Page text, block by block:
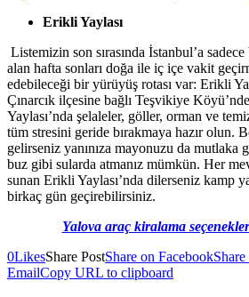
Erikli Yaylası
Listemizin son sırasında İstanbul’a
alan hafta sonları doğa ile iç içe vakit
edebileceği bir yürüyüş rotası var: Erikli
Çınarcık ilçesine bağlı Teşvikiye
Yaylası’nda şelaleler, göller, orman ve
tüm stresini geride bırakmaya hazır olun.
gelirseniz yanınıza mayonuzu da mutlaka
buz gibi sularda atmanız mümkün. Her
sunan Erikli Yaylası’nda dilerseniz kamp
birkaç gün geçirebilirsiniz.
Yalova araç kiralama
0LikesShare PostShare on Facebook
EmailCopy URL to clipboard